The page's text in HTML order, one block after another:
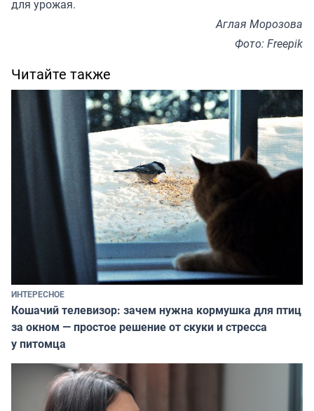
для урожая.
Аглая Морозова
Фото: Freepik
Читайте также
ИНТЕРЕСНОЕ
Кошачий телевизор: зачем нужна кормушка для птиц
за окном — простое решение от скуки и стресса
у питомца